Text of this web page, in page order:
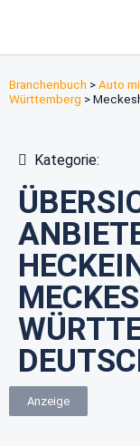
Branchenbuch >Auto
Württemberg >
Kategorie:
Anzeige